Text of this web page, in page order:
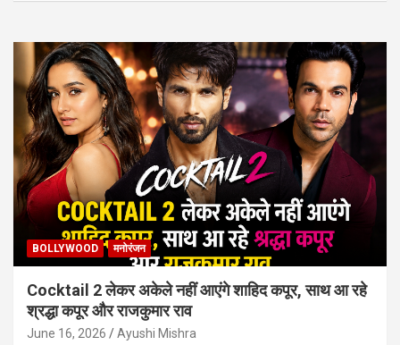
BOLLYWOOD मनोरंजन
Cocktail 2 लेकर अकेले नहीं आएंगे शाहिद कपूर, साथ आ रहे
श्रद्धा कपूर और राजकुमार राव
June 16, 2026 Ayushi Mishra